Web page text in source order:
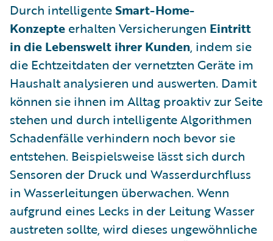
Durch intelligenteSmart-Home-
Konzepte erhalten Versicherungen Eintritt
in die Lebenswelt ihrer Kunden, indem sie
die Echtzeitdaten der vernetzten Geräte im
Haushalt analysieren und auswerten. Damit
können sie ihnen im Alltag proaktiv zur Seite
stehen und durch intelligente Algorithmen
Schadenfälle verhindern noch bevor sie
entstehen. Beispielsweise lässt sich durch
Sensoren der Druck und Wasserdurchfluss
in Wasserleitungen überwachen. Wenn
aufgrund eines Lecks in der Leitung Wasser
austreten sollte, wird dieses ungewöhnliche